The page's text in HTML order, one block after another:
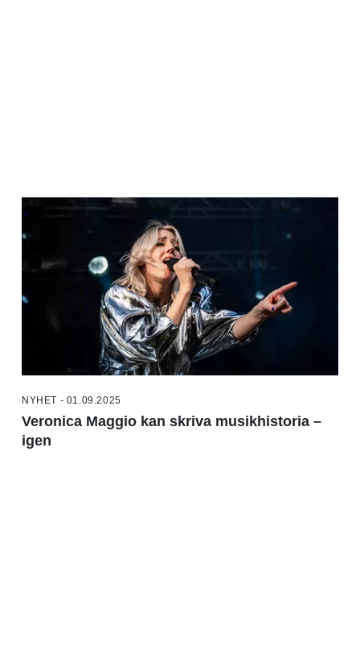
NYHET - 01.09.2025
Veronica Maggio kan skriva musikhistoria –
igen